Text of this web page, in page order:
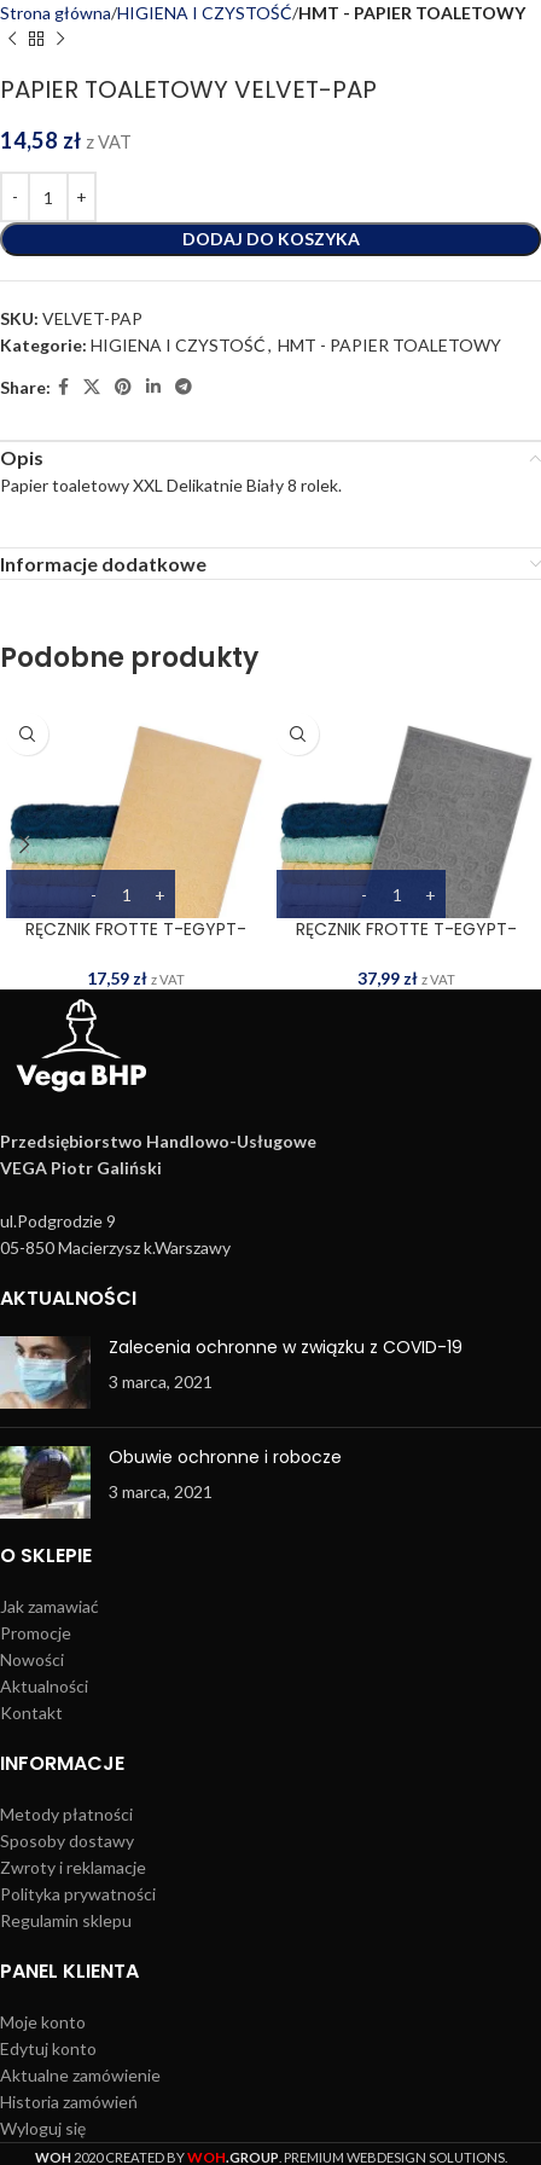
Strona główna HIGIENA I CZYSTOŚĆ HMT - PAPIER TOALETOWY
PAPIER TOALETOWY VELVET-PAP
14,58 zł z VAT
DODAJ DO KOSZYKA
SKU: VELVET-PAP
Kategorie: HIGIENA I CZYSTOŚĆ, HMT - PAPIER TOALETOWY
Share:
Opis
Papier toaletowy XXL Delikatnie Biały 8 rolek.
Informacje dodatkowe
Podobne produkty
RĘCZNIK FROTTE T-EGYPT-
17,59 zł z VAT
RĘCZNIK FROTTE T-EGYPT-
37,99 zł z VAT
Przedsiębiorstwo Handlowo­-Usługowe
VEGA Piotr Galiński
ul.Podgrodzie 9
05-850 Macierzysz k.Warszawy
AKTUALNOŚCI
Zalecenia ochronne w związku z COVID-19
3 marca, 2021
Obuwie ochronne i robocze
3 marca, 2021
O SKLEPIE
Jak zamawiać
Promocje
Nowości
Aktualności
Kontakt
INFORMACJE
Metody płatności
Sposoby dostawy
Zwroty i reklamacje
Polityka prywatności
Regulamin sklepu
PANEL KLIENTA
Moje konto
Edytuj konto
Aktualne zamówienie
Historia zamówień
Wyloguj się
WOH 2020 CREATED BYWOH .GROUP . PREMIUM WEBDESIGN SOLUTIONS.